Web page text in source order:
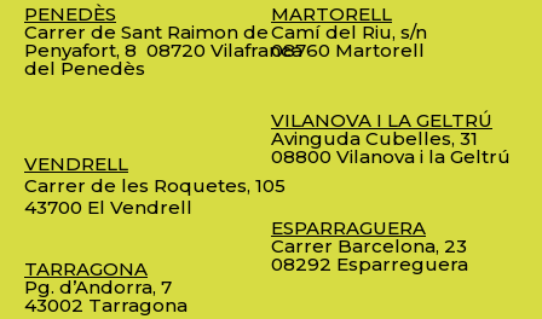
PENEDÈS
Carrer de Sant Raimon de
Penyafort, 8 08720 Vilafranca
del Penedès
VENDRELL
Carrer de les Roquetes, 105
43700 El Vendrell
TARRAGONA
Pg. d’Andorra, 7
43002 Tarragona
MARTORELL
Camí del Riu, s/n
08760 Martorell
VILANOVA I LA GELTRÚ
Avinguda Cubelles, 31
08800 Vilanova i la Geltrú
ESPARRAGUERA
Carrer Barcelona, 23
08292 Esparreguera